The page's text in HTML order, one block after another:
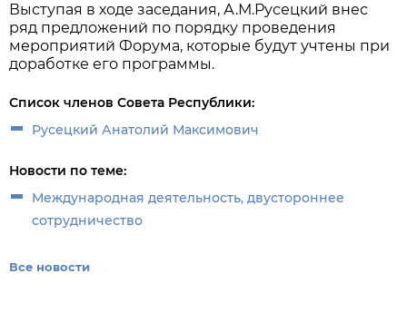
Выступая в ходе заседания, А.М.Русецкий внес
ряд предложений по порядку проведения
мероприятий Форума, которые будут учтены при
доработке его программы.
Список членов Совета Республики:
Русецкий Анатолий Максимович
Новости по теме:
Международная деятельность, двустороннее
сотрудничество
Все новости